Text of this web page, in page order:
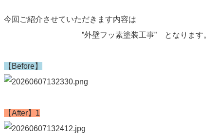
今回ご紹介させていただきます内容は
”外壁フッ素塗装工事” となります。
【Before】
【After】1